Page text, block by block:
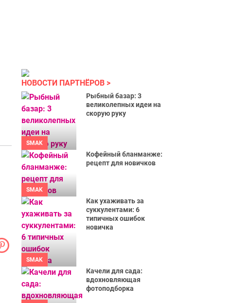
НОВОСТИ ПАРТНЁРОВ
SMAK
Рыбный базар: 3
великолепных идеи на
скорую руку
SMAK
Кофейный бланманже:
рецепт для новичков
SMAK
Как ухаживать за
суккулентами: 6
типичных ошибок
новичка
Качели для сада:
вдохновляющая
фотоподборка